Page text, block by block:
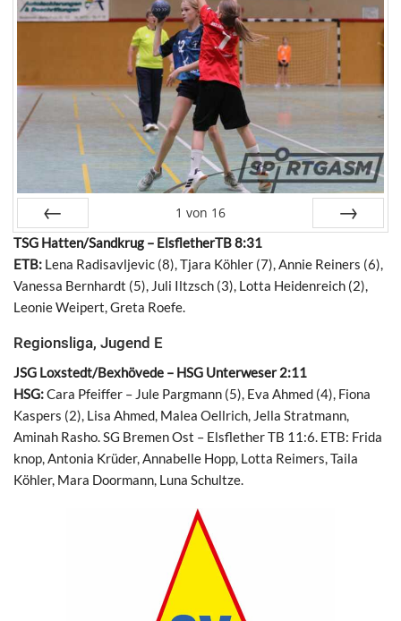
Zurück
1 von 16
TSG Hatten/Sandkrug – ElsfletherTB 8:31
ETB: Lena Radisavljevic (8), Tjara Köhler (7), Annie Reiners (6),
Vanessa Bernhardt (5), Juli Iltzsch (3), Lotta Heidenreich (2),
Leonie Weipert, Greta Roefe.
Regionsliga, Jugend E
JSG Loxstedt/Bexhövede – HSG Unterweser 2:11
HSG:Cara Pfeiffer – Jule Pargmann (5), Eva Ahmed (4), Fiona
Kaspers (2), Lisa Ahmed, Malea Oellrich, Jella Stratmann,
Aminah Rasho. SG Bremen Ost – Elsflether TB 11:6. ETB: Frida
knop, Antonia Krüder, Annabelle Hopp, Lotta Reimers, Taila
Köhler, Mara Doormann, Luna Schultze.